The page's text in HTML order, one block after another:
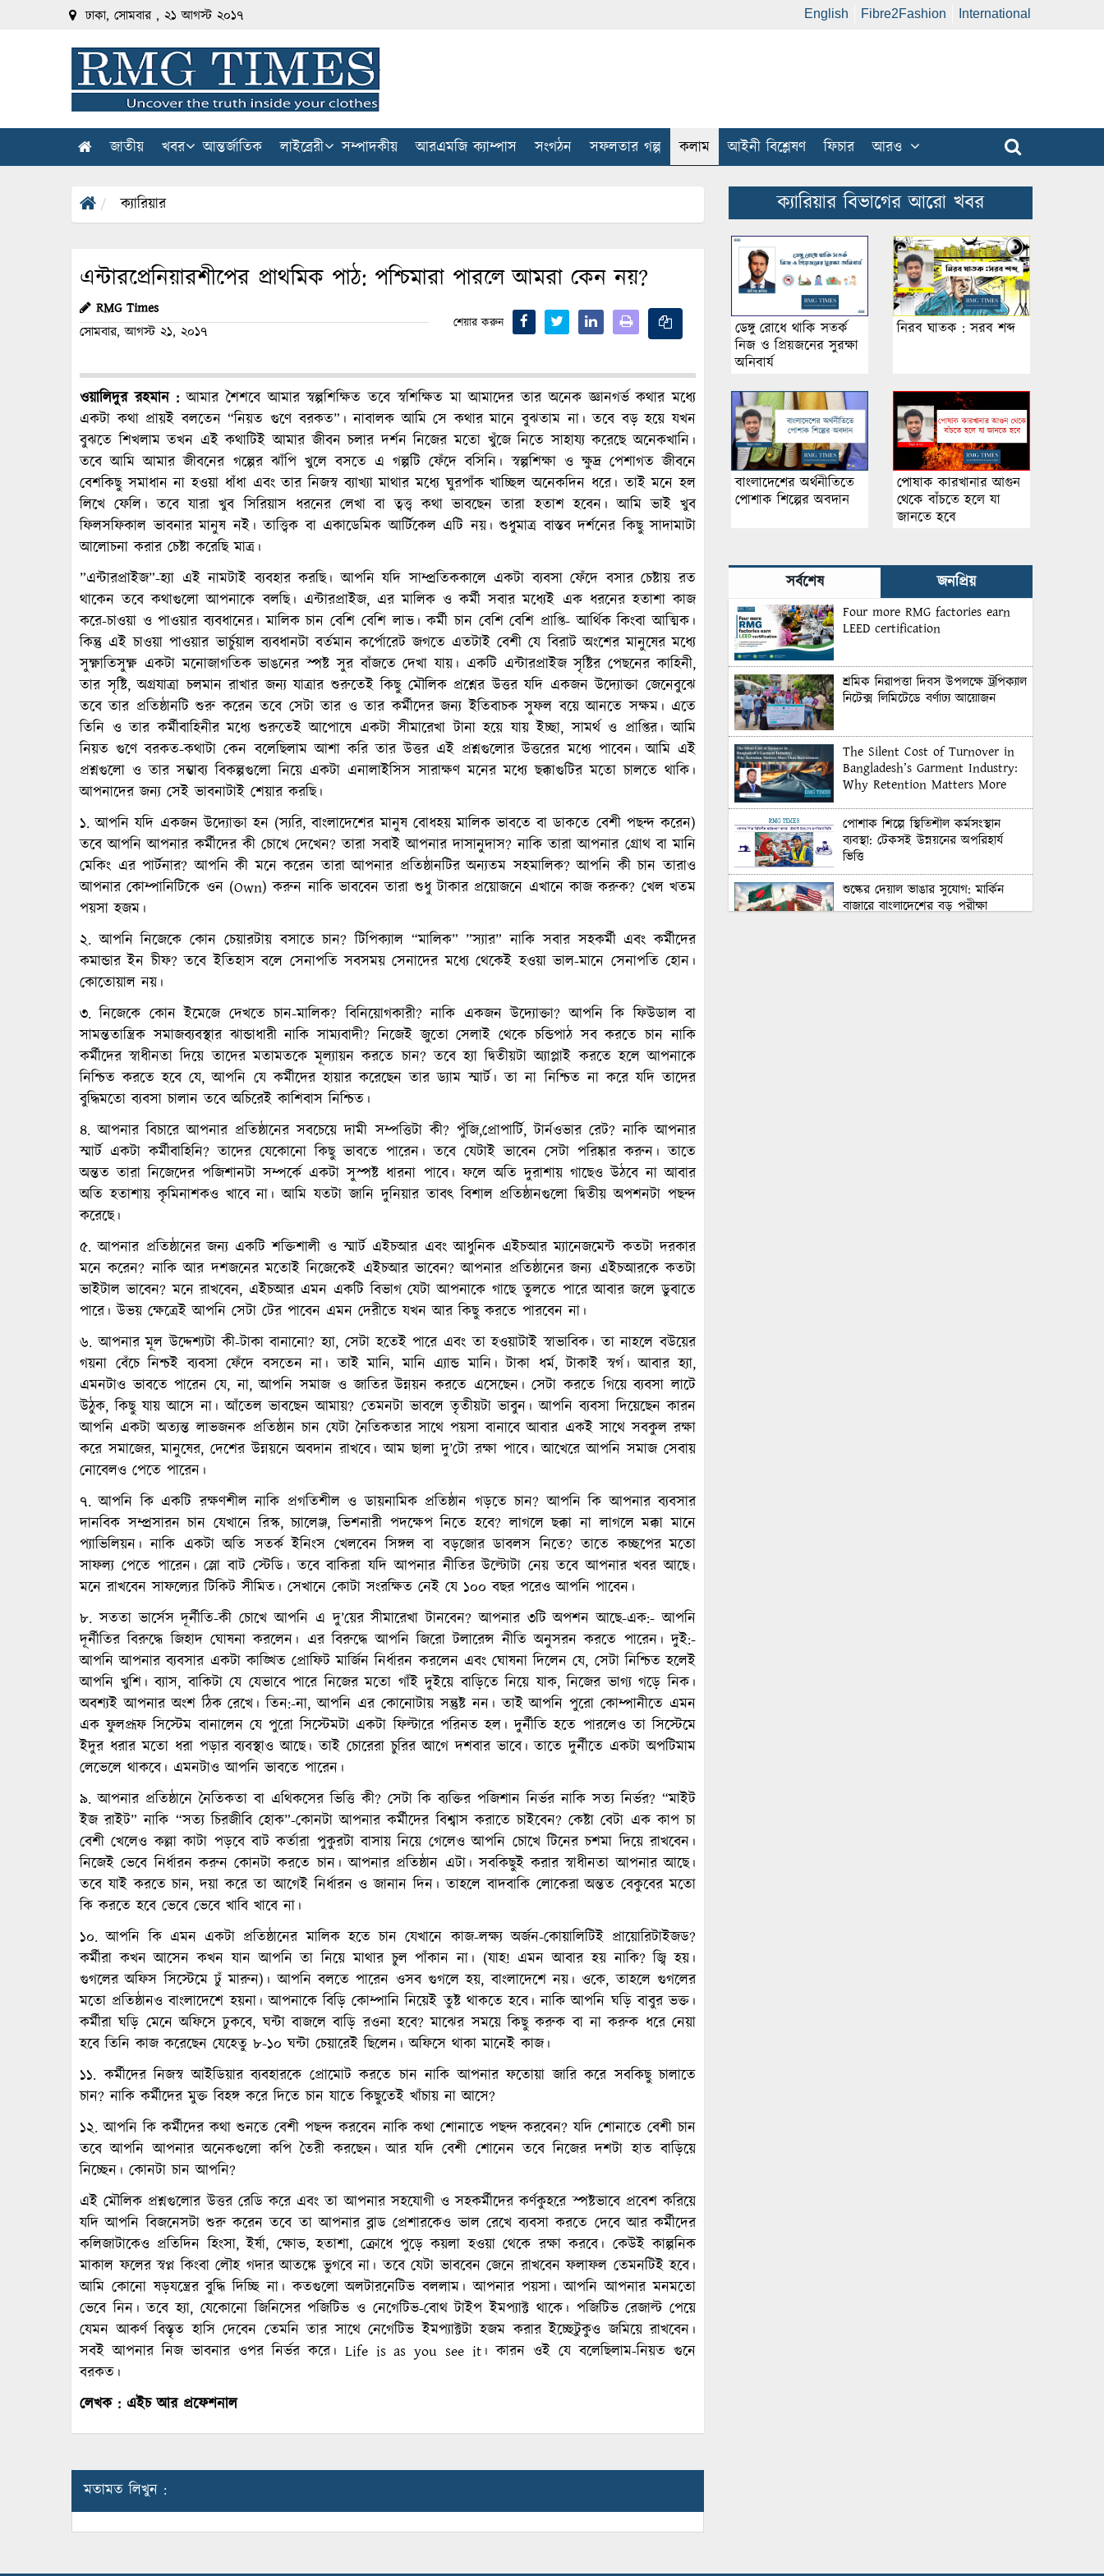
ঢাকা, সোমবার , ২১ আগস্ট ২০১৭ English Fibre2Fashion International
জাতীয় খবর আন্তর্জাতিক লাইব্রেরী সম্পাদকীয় আরএমজি ক্যাম্পাস সংগঠন সফলতার গল্প কলাম আইনী বিশ্লেষণ ফিচার আরও
ক্যারিয়ার
এন্টারপ্রেনিয়ারশীপের প্রাথমিক পাঠ: পশ্চিমারা পারলে আমরা কেন নয়?
RMG Times
সোমবার, আগস্ট ২১, ২০১৭
শেয়ার করুন
ওয়ালিদুর রহমান : আমার শৈশবে আমার স্বল্পশিক্ষিত তবে স্বশিক্ষিত মা আমাদের তার অনেক জ্ঞানগর্ভ কথার মধ্যে
একটা কথা প্রায়ই বলতেন “নিয়ত গুণে বরকত”। নাবালক আমি সে কথার মানে বুঝতাম না। তবে বড় হয়ে যখন
বুঝতে শিখলাম তখন এই কথাটিই আমার জীবন চলার দর্শন নিজের মতো খুঁজে নিতে সাহায্য করেছে অনেকখানি।
তবে আমি আমার জীবনের গল্পের ঝাঁপি খুলে বসতে এ গল্পটি ফেঁদে বসিনি। স্বল্পশিক্ষা ও ক্ষুদ্র পেশাগত জীবনে
বেশকিছু সমাধান না হওয়া ধাঁধা এবং তার নিজস্ব ব্যাখ্যা মাথার মধ্যে ঘুরপাঁক খাচ্ছিল অনেকদিন ধরে। তাই মনে হল
লিখে ফেলি। তবে যারা খুব সিরিয়াস ধরনের লেখা বা ত্বত্ত্ব কথা ভাবছেন তারা হতাশ হবেন। আমি ভাই খুব
ফিলসফিকাল ভাবনার মানুষ নই। তাত্ত্বিক বা একাডেমিক আর্টিকেল এটি নয়। শুধুমাত্র বাস্তব দর্শনের কিছু সাদামাটা
আলোচনা করার চেষ্টা করেছি মাত্র।
”এন্টারপ্রাইজ”-হ্যা এই নামটাই ব্যবহার করছি। আপনি যদি সাম্প্রতিককালে একটা ব্যবসা ফেঁদে বসার চেষ্টায় রত
থাকেন তবে কথাগুলো আপনাকে বলছি। এন্টারপ্রাইজ, এর মালিক ও কর্মী সবার মধ্যেই এক ধরনের হতাশা কাজ
করে-চাওয়া ও পাওয়ার ব্যবধানের। মালিক চান বেশি বেশি লাভ। কর্মী চান বেশি বেশি প্রাপ্তি- আর্থিক কিংবা আত্মিক।
কিন্তু এই চাওয়া পাওয়ার ভার্চুয়াল ব্যবধানটা বর্তমান কর্পোরেট জগতে এতটাই বেশী যে বিরাট অংশের মানুষের মধ্যে
সুক্ষ্নাতিসুক্ষ্ন একটা মনোজাগতিক ভাঙনের স্পষ্ট সুর বাঁজতে দেখা যায়। একটি এন্টারপ্রাইজ সৃষ্টির পেছনের কাহিনী,
তার সৃষ্টি, অগ্রযাত্রা চলমান রাখার জন্য যাত্রার শুরুতেই কিছু মৌলিক প্রশ্নের উত্তর যদি একজন উদ্যোক্তা জেনেবুঝে
তবে তার প্রতিষ্ঠানটি শুরু করেন তবে সেটা তার ও তার কর্মীদের জন্য ইতিবাচক সুফল বয়ে আনতে সক্ষম। এতে
তিনি ও তার কর্মীবাহিনীর মধ্যে শুরুতেই আপোষে একটা সীমারেখা টানা হয়ে যায় ইচ্ছা, সামর্থ ও প্রাপ্তির। আমি
নিয়ত গুণে বরকত-কথাটা কেন বলেছিলাম আশা করি তার উত্তর এই প্রশ্নগুলোর উত্তরের মধ্যে পাবেন। আমি এই
প্রশ্নগুলো ও তার সম্ভাব্য বিকল্পগুলো নিয়ে একটা এনালাইসিস সারাক্ষণ মনের মধ্যে ছক্কাগুটির মতো চালতে থাকি।
আপনাদের জন্য সেই ভাবনাটাই শেয়ার করছি।
১. আপনি যদি একজন উদ্যোক্তা হন (স্যরি, বাংলাদেশের মানুষ বোধহয় মালিক ভাবতে বা ডাকতে বেশী পছন্দ করেন)
তবে আপনি আপনার কর্মীদের কী চোখে দেখেন? তারা সবাই আপনার দাসানুদাস? নাকি তারা আপনার গ্রোথ বা মানি
মেকিং এর পার্টনার? আপনি কী মনে করেন তারা আপনার প্রতিষ্ঠানটির অন্যতম সহমালিক? আপনি কী চান তারাও
আপনার কোম্পানিটিকে ওন (Own) করুন নাকি ভাববেন তারা শুধু টাকার প্রয়োজনে এখানে কাজ করুক? খেল খতম
পয়সা হজম।
২. আপনি নিজেকে কোন চেয়ারটায় বসাতে চান? টিপিক্যাল “মালিক” ”স্যার” নাকি সবার সহকর্মী এবং কর্মীদের
কমান্ডার ইন চীফ? তবে ইতিহাস বলে সেনাপতি সবসময় সেনাদের মধ্যে থেকেই হওয়া ভাল-মানে সেনাপতি হোন।
কোতোয়াল নয়।
৩. নিজেকে কোন ইমেজে দেখতে চান-মালিক? বিনিয়োগকারী? নাকি একজন উদ্যোক্তা? আপনি কি ফিউডাল বা
সামন্ততান্ত্রিক সমাজব্যবস্থার ঝান্ডাধারী নাকি সাম্যবাদী? নিজেই জুতো সেলাই থেকে চন্ডিপাঠ সব করতে চান নাকি
কর্মীদের স্বাধীনতা দিয়ে তাদের মতামতকে মূল্যায়ন করতে চান? তবে হ্যা দ্বিতীয়টা অ্যাপ্লাই করতে হলে আপনাকে
নিশ্চিত করতে হবে যে, আপনি যে কর্মীদের হায়ার করেছেন তার ড্যাম স্মার্ট। তা না নিশ্চিত না করে যদি তাদের
বুদ্ধিমতো ব্যবসা চালান তবে অচিরেই কাশিবাস নিশ্চিত।
৪. আপনার বিচারে আপনার প্রতিষ্ঠানের সবচেয়ে দামী সম্পত্তিটা কী? পুঁজি,প্রোপার্টি, টার্নওভার রেট? নাকি আপনার
স্মার্ট একটা কর্মীবাহিনি? তাদের যেকোনো কিছু ভাবতে পারেন। তবে যেটাই ভাবেন সেটা পরিষ্কার করুন। তাতে
অন্তত তারা নিজেদের পজিশানটা সম্পর্কে একটা সুস্পষ্ট ধারনা পাবে। ফলে অতি দুরাশায় গাছেও উঠবে না আবার
অতি হতাশায় কৃমিনাশকও খাবে না। আমি যতটা জানি দুনিয়ার তাবৎ বিশাল প্রতিষ্ঠানগুলো দ্বিতীয় অপশনটা পছন্দ
করেছে।
৫. আপনার প্রতিষ্ঠানের জন্য একটি শক্তিশালী ও স্মার্ট এইচআর এবং আধুনিক এইচআর ম্যানেজমেন্ট কতটা দরকার
মনে করেন? নাকি আর দশজনের মতোই নিজেকেই এইচআর ভাবেন? আপনার প্রতিষ্ঠানের জন্য এইচআরকে কতটা
ভাইটাল ভাবেন? মনে রাখবেন, এইচআর এমন একটি বিভাগ যেটা আপনাকে গাছে তুলতে পারে আবার জলে ডুবাতে
পারে। উভয় ক্ষেত্রেই আপনি সেটা টের পাবেন এমন দেরীতে যখন আর কিছু করতে পারবেন না।
৬. আপনার মূল উদ্দেশ্যটা কী-টাকা বানানো? হ্যা, সেটা হতেই পারে এবং তা হওয়াটাই স্বাভাবিক। তা নাহলে বউয়ের
গয়না বেঁচে নিশ্চই ব্যবসা ফেঁদে বসতেন না। তাই মানি, মানি এ্যান্ড মানি। টাকা ধর্ম, টাকাই স্বর্গ। আবার হ্যা,
এমনটাও ভাবতে পারেন যে, না, আপনি সমাজ ও জাতির উন্নয়ন করতে এসেছেন। সেটা করতে গিয়ে ব্যবসা লাটে
উঠুক, কিছু যায় আসে না। আঁতেল ভাবছেন আমায়? তেমনটা ভাবলে তৃতীয়টা ভাবুন। আপনি ব্যবসা দিয়েছেন কারন
আপনি একটা অত্যন্ত লাভজনক প্রতিষ্ঠান চান যেটা নৈতিকতার সাথে পয়সা বানাবে আবার একই সাথে সবকুল রক্ষা
করে সমাজের, মানুষের, দেশের উন্নয়নে অবদান রাখবে। আম ছালা দু’টো রক্ষা পাবে। আখেরে আপনি সমাজ সেবায়
নোবেলও পেতে পারেন।
৭. আপনি কি একটি রক্ষণশীল নাকি প্রগতিশীল ও ডায়নামিক প্রতিষ্ঠান গড়তে চান? আপনি কি আপনার ব্যবসার
দানবিক সম্প্রসারন চান যেখানে রিস্ক, চ্যালেঞ্জ, ভিশনারী পদক্ষেপ নিতে হবে? লাগলে ছক্কা না লাগলে মক্কা মানে
প্যাভিলিয়ন। নাকি একটা অতি সতর্ক ইনিংস খেলবেন সিঙ্গল বা বড়জোর ডাবলস নিতে? তাতে কচ্ছপের মতো
সাফল্য পেতে পারেন। স্লো বাট স্টেডি। তবে বাকিরা যদি আপনার নীতির উল্টোটা নেয় তবে আপনার খবর আছে।
মনে রাখবেন সাফল্যের টিকিট সীমিত। সেখানে কোটা সংরক্ষিত নেই যে ১০০ বছর পরেও আপনি পাবেন।
৮. সততা ভার্সেস দূর্নীতি-কী চোখে আপনি এ দু’য়ের সীমারেখা টানবেন? আপনার ৩টি অপশন আছে-এক:- আপনি
দূর্নীতির বিরুদ্ধে জিহাদ ঘোষনা করলেন। এর বিরুদ্ধে আপনি জিরো টলারেন্স নীতি অনুসরন করতে পারেন। দুই:-
আপনি আপনার ব্যবসার একটা কাঙ্খিত প্রোফিট মার্জিন নির্ধারন করলেন এবং ঘোষনা দিলেন যে, সেটা নিশ্চিত হলেই
আপনি খুশি। ব্যাস, বাকিটা যে যেভাবে পারে নিজের মতো গাঁই দুইয়ে বাড়িতে নিয়ে যাক, নিজের ভাগ্য গড়ে নিক।
অবশ্যই আপনার অংশ ঠিক রেখে। তিন:-না, আপনি এর কোনোটায় সন্তুষ্ট নন। তাই আপনি পুরো কোম্পানীতে এমন
এক ফুলপ্রূফ সিস্টেম বানালেন যে পুরো সিস্টেমটা একটা ফিল্টারে পরিনত হল। দুর্নীতি হতে পারলেও তা সিস্টেমে
ইদুর ধরার মতো ধরা পড়ার ব্যবস্থাও আছে। তাই চোরেরা চুরির আগে দশবার ভাবে। তাতে দুর্নীতে একটা অপটিমাম
লেভেলে থাকবে। এমনটাও আপনি ভাবতে পারেন।
৯. আপনার প্রতিষ্ঠানে নৈতিকতা বা এথিকসের ভিত্তি কী? সেটা কি ব্যক্তির পজিশান নির্ভর নাকি সত্য নির্ভর? “মাইট
ইজ রাইট” নাকি “সত্য চিরজীবি হোক”-কোনটা আপনার কর্মীদের বিশ্বাস করাতে চাইবেন? কেষ্টা বেটা এক কাপ চা
বেশী খেলেও কল্লা কাটা পড়বে বাট কর্তারা পুকুরটা বাসায় নিয়ে গেলেও আপনি চোখে টিনের চশমা দিয়ে রাখবেন।
নিজেই ভেবে নির্ধারন করুন কোনটা করতে চান। আপনার প্রতিষ্ঠান এটা। সবকিছুই করার স্বাধীনতা আপনার আছে।
তবে যাই করতে চান, দয়া করে তা আগেই নির্ধারন ও জানান দিন। তাহলে বাদবাকি লোকেরা অন্তত বেকুবের মতো
কি করতে হবে ভেবে ভেবে খাবি খাবে না।
১০. আপনি কি এমন একটা প্রতিষ্ঠানের মালিক হতে চান যেখানে কাজ-লক্ষ্য অর্জন-কোয়ালিটিই প্রায়োরিটাইজড?
কর্মীরা কখন আসেন কখন যান আপনি তা নিয়ে মাথার চুল পাঁকান না। (যাহ! এমন আবার হয় নাকি? জ্বি হয়।
গুগলের অফিস সিস্টেমে ঢুঁ মারুন)। আপনি বলতে পারেন ওসব গুগলে হয়, বাংলাদেশে নয়। ওকে, তাহলে গুগলের
মতো প্রতিষ্ঠানও বাংলাদেশে হয়না। আপনাকে বিড়ি কোম্পানি নিয়েই তুষ্ট থাকতে হবে। নাকি আপনি ঘড়ি বাবুর ভক্ত।
কর্মীরা ঘড়ি মেনে অফিসে ঢুকবে, ঘন্টা বাজলে বাড়ি রওনা হবে? মাঝের সময়ে কিছু করুক বা না করুক ধরে নেয়া
হবে তিনি কাজ করেছেন যেহেতু ৮-১০ ঘন্টা চেয়ারেই ছিলেন। অফিসে থাকা মানেই কাজ।
১১. কর্মীদের নিজস্ব আইডিয়ার ব্যবহারকে প্রোমোট করতে চান নাকি আপনার ফতোয়া জারি করে সবকিছু চালাতে
চান? নাকি কর্মীদের মুক্ত বিহঙ্গ করে দিতে চান যাতে কিছুতেই খাঁচায় না আসে?
১২. আপনি কি কর্মীদের কথা শুনতে বেশী পছন্দ করবেন নাকি কথা শোনাতে পছন্দ করবেন? যদি শোনাতে বেশী চান
তবে আপনি আপনার অনেকগুলো কপি তৈরী করছেন। আর যদি বেশী শোনেন তবে নিজের দশটা হাত বাড়িয়ে
নিচ্ছেন। কোনটা চান আপনি?
এই মৌলিক প্রশ্নগুলোর উত্তর রেডি করে এবং তা আপনার সহযোগী ও সহকর্মীদের কর্ণকুহরে স্পষ্টভাবে প্রবেশ করিয়ে
যদি আপনি বিজনেসটা শুরু করেন তবে তা আপনার ব্লাড প্রেশারকেও ভাল রেখে ব্যবসা করতে দেবে আর কর্মীদের
কলিজাটাকেও প্রতিদিন হিংসা, ইর্ষা, ক্ষোভ, হতাশা, ক্রোধে পুড়ে কয়লা হওয়া থেকে রক্ষা করবে। কেউই কাল্পনিক
মাকাল ফলের স্বপ্ন কিংবা লৌহ গদার আতঙ্কে ভুগবে না। তবে যেটা ভাববেন জেনে রাখবেন ফলাফল তেমনটিই হবে।
আমি কোনো ষড়যন্ত্রের বুদ্ধি দিচ্ছি না। কতগুলো অলটারনেটিভ বললাম। আপনার পয়সা। আপনি আপনার মনমতো
ভেবে নিন। তবে হ্যা, যেকোনো জিনিসের পজিটিভ ও নেগেটিভ-বোথ টাইপ ইমপ্যাক্ট থাকে। পজিটিভ রেজাল্ট পেয়ে
যেমন আকর্ণ বিস্তৃত হাসি দেবেন তেমনি তার সাথে নেগেটিভ ইমপ্যাক্টটা হজম করার ইচ্ছেটুকুও জমিয়ে রাখবেন।
সবই আপনার নিজ ভাবনার ওপর নির্ভর করে। Life is as you see it। কারন ওই যে বলেছিলাম-নিয়ত গুনে
বরকত।
লেখক : এইচ আর প্রফেশনাল
মতামত লিখুন :
ক্যারিয়ার বিভাগের আরো খবর
ডেঙ্গু রোধে থাকি সতর্ক
নিজ ও প্রিয়জনের সুরক্ষা
অনিবার্য
নিরব ঘাতক : সরব শব্দ
বাংলাদেশের অর্থনীতিতে
পোশাক শিল্পের অবদান
পোষাক কারখানার আগুন
থেকে বাঁচতে হলে যা
জানতে হবে
সর্বশেষ জনপ্রিয়
Four more RMG factories earn
LEED certification
শ্রমিক নিরাপত্তা দিবস উপলক্ষে ট্রপিক্যাল
নিটেক্স লিমিটেডে বর্ণাঢ্য আয়োজন
The Silent Cost of Turnover in
Bangladesh’s Garment Industry:
Why Retention Matters More
পোশাক শিল্পে স্থিতিশীল কর্মসংস্থান
ব্যবস্থা: টেকসই উন্নয়নের অপরিহার্য
ভিত্তি
শুল্কের দেয়াল ভাঙার সুযোগ: মার্কিন
বাজারে বাংলাদেশের বড় পরীক্ষা